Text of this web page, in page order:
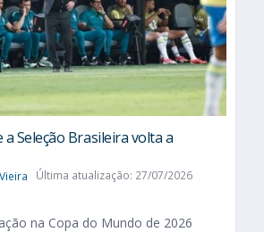
a Seleção Brasileira volta a
Última atualização: 27/07/2026
na Copa do Mundo de 2026